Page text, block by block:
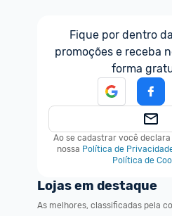
Fique por dentro
promoções e receba
forma
Ao se cadastrar você
nossa Política de
Política de
Lojas em destaque
As melhores, classificadas pela